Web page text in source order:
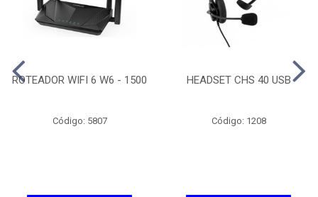
ROTEADOR WIFI 6 W6 - 1500
Código: 5807
HEADSET CHS 40 USB
Código: 1208